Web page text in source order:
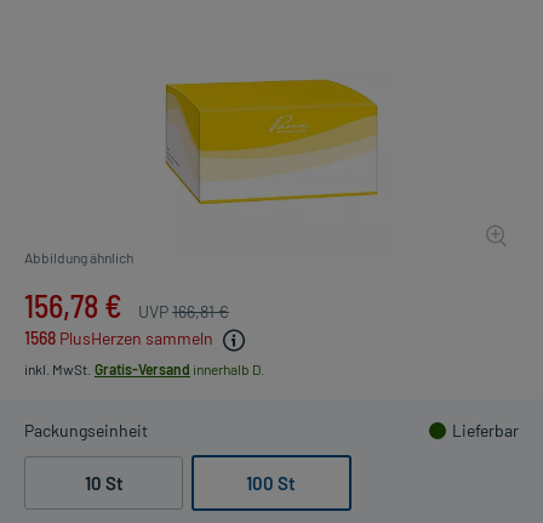
Abbildung ähnlich
156,78 € UVP166,81 €
1568 PlusHerzen sammeln
inkl. MwSt. Gratis-Versand innerhalb D.
Packungseinheit Lieferbar
10 St 100 St